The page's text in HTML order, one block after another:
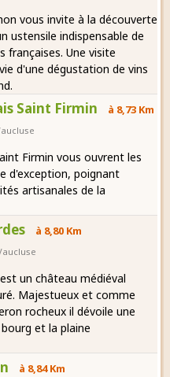
vous invite à la découverte
ustensile indispensable de
françaises. Une visite
d'une dégustation de vins
Saint Firmin à 8,73 Km
Firmin vous ouvrent les
d'exception, poignant
artisanales de la
à 8,80 Km
un château médiéval
Majestueux et comme
rocheux il dévoile une
et la plaine
à 8,84 Km